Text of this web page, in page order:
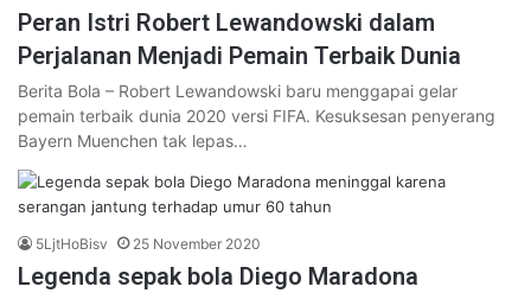
Peran Istri Robert Lewandowski dalam
Perjalanan Menjadi Pemain Terbaik Dunia
Berita Bola – Robert Lewandowski baru menggapai gelar
pemain terbaik dunia 2020 versi FIFA. Kesuksesan penyerang
Bayern Muenchen tak lepas…
5LjtHoBisv 25 November 2020
Legenda sepak bola Diego Maradona